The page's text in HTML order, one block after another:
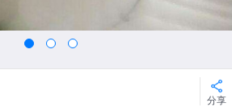
分享